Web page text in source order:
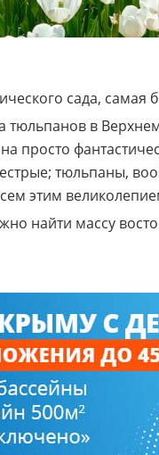
сада,
тюльпанов в
просто
тюльпаны,
этим
найти массу